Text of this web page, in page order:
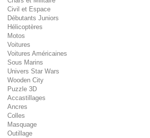
Civil et Espace
Débutants Juniors
Hélicoptères
Motos
Voitures
Voitures Américaines
Sous Marins
Univers Star Wars
Wooden City
Puzzle 3D
Accastillages
Ancres
Colles
Masquage
Outillage